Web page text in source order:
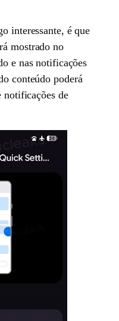
interessante, é que
mostrado no
e nas notificações
conteúdo poderá
notificações de